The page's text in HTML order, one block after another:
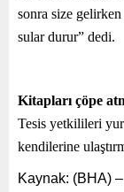
sonra size
sular durur” dedi.
Kitapları çöpe
Tesis yetkilileri
kendilerine
Kaynak: (BHA)